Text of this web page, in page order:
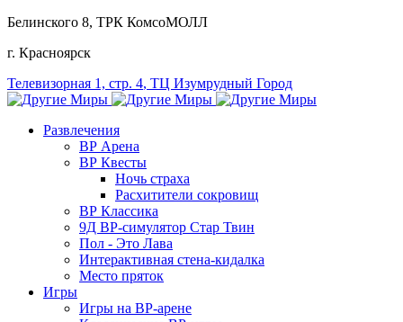
Белинского 8, ТРК КомсоМОЛЛ
г. Красноярск
Телевизорная 1, стр. 4, ТЦ Изумрудный Город
Развлечения
ВР Арена
ВР Квесты
Ночь страха
Расхитители сокровищ
ВР Классика
9Д ВР-симулятор Стар Твин
Пол - Это Лава
Интерактивная стена-кидалка
Место пряток
Игры
Игры на ВР-арене